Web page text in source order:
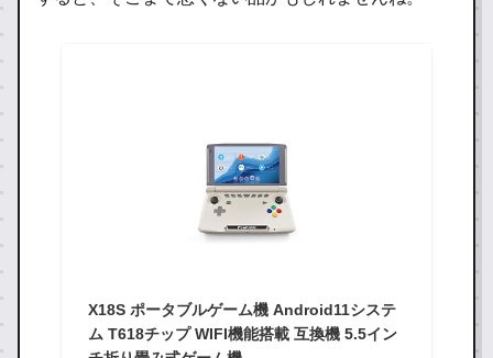
X18S ポータブルゲーム機 Android11システ
ム T618チップ WIFI機能搭載 互換機 5.5イン